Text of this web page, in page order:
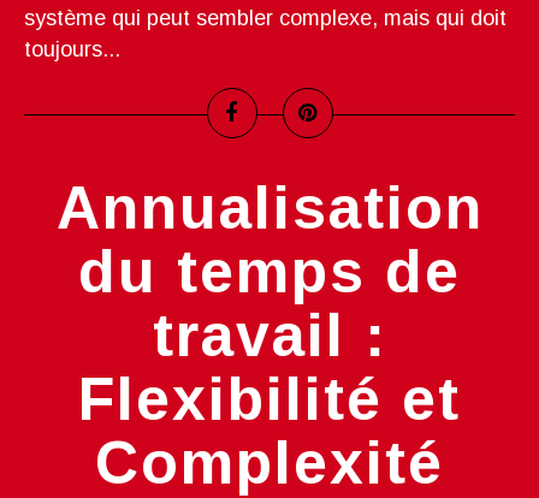
système qui peut sembler complexe, mais qui doit
toujours...
Annualisation
du temps de
travail :
Flexibilité et
Complexité